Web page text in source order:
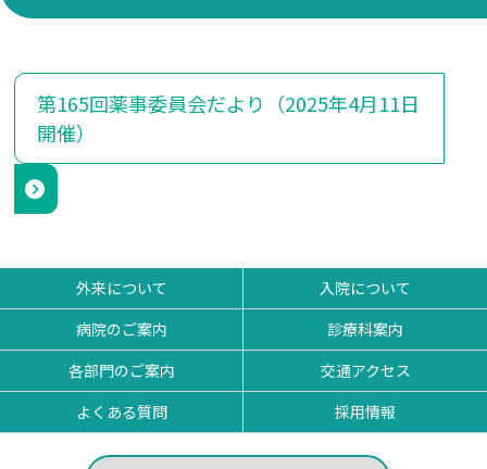
看護部
薬剤部
第165回薬事委員会だより（2025年4月11日
開催）
外来について
入院について
病院のご案内
診療科案内
各部門のご案内
交通アクセス
よくある質問
採用情報